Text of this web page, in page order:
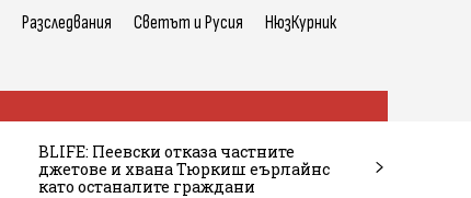
Разследвания Светът и Русия НюзКурник
BLIFE: Пеевски отказа частните
джетове и хвана Тюркиш еърлайнс
като останалите граждани